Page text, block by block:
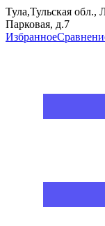
Тула,Тульская обл.,
Парковая, д.7
Избранное